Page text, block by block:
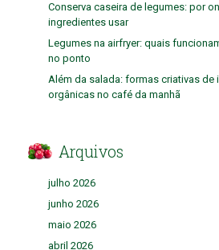
Conserva caseira de legumes: por
ingredientes usar
Legumes na airfryer: quais
no ponto
Além da salada: formas criativas de
orgânicas no café da manhã
Arquivos
julho 2026
junho 2026
maio 2026
abril 2026